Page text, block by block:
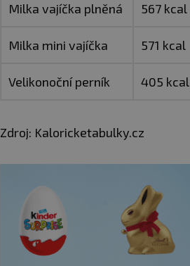
Milka vajíčka plněná 567 kcal
Milka mini vajíčka 571 kcal
Velikonoční perník 405 kcal
Zdroj: Kaloricketabulky.cz